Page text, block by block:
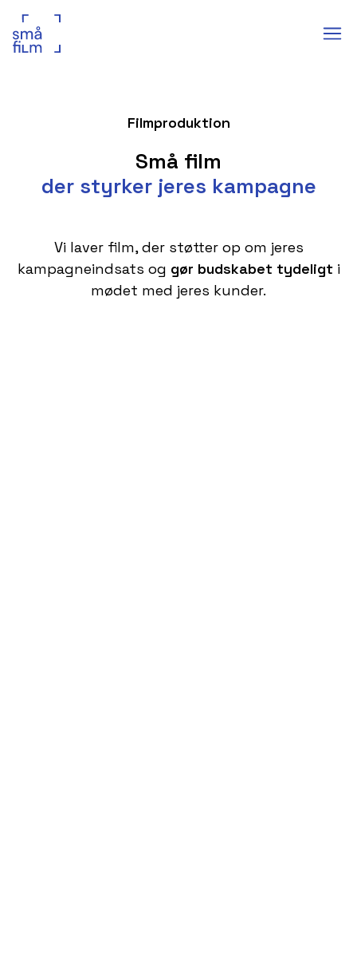
Filmproduktion
Små film
der styrker jeres kampagne
Vi laver film, der støtter op om jeres
kampagneindsats og gør budskabet tydeligti
mødet med jeres kunder.